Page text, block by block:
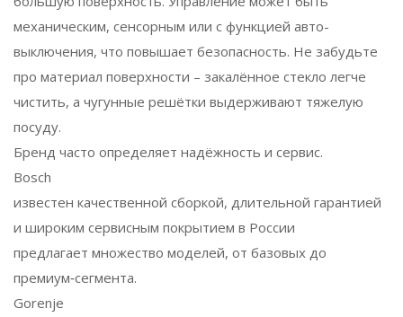
механическим, сенсорным или с функцией авто-
выключения, что повышает безопасность. Не забудьте
про материал поверхности – закалённое стекло легче
чистить, а чугунные решётки выдерживают тяжелую
посуду.
Бренд часто определяет надёжность и сервис.
Bosch
известен качественной сборкой, длительной гарантией
и широким сервисным покрытием в России
предлагает множество моделей, от базовых до
премиум‑сегмента.
Gorenje